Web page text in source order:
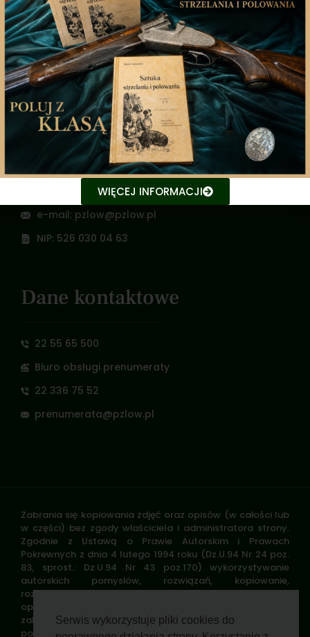
Serwis wykorzystuje pliki cookies do
Zarządy Okręgowe
Przykładowy druk zgłoszenia psa na konkurs
Oświadczenie uczestnika imprezy
kynologicznej niebędącego członkiem
Polskiego Związku Łowieckiego
Zarząd Główny
Polski Związek Łowiecki
Nowy Świat 35, 00-029 Warszawa
e-mail: pzlow@pzlow.pl
NIP: 526 030 04 63
Dane kontaktowe
22 55 65 500
Biuro obsługi prenumeraty
22 336 75 52
prenumerata@pzlow.pl
Zabrania się kopiowania zdjęć oraz opisów (w całości lub
w części) bez zgody właściciela i administratora strony.
Zgodnie z Ustawą o Prawie Autorskim i Prawach
Pokrewnych z dnia 4 lutego 1994 roku (Dz.U.94 Nr 24 poz.
83, sprost.: Dz.U.94 Nr 43 poz.170) wykorzystywanie
autorskich pomysłów, rozwiązań, kopiowanie,
rozpowszechnianie zdjęć, fragmentów grafiki, tekstów
opisów w celach zarobkowych, bez zezwolenia autora jest
zabronione i stanowi naruszenie praw autorskich oraz
podlega karze. Znaki towarowe i graficzne są własnością
WIĘCEJ INFORMACJI